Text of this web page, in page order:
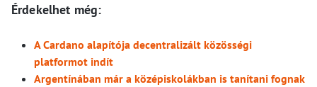
Érdekelhet még:
A Cardano alapítója decentralizált közösségi
platformot indít
Argentínában már a középiskolákban is tanítani fognak